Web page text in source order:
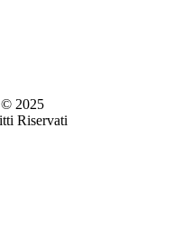
© 2025
Riservati